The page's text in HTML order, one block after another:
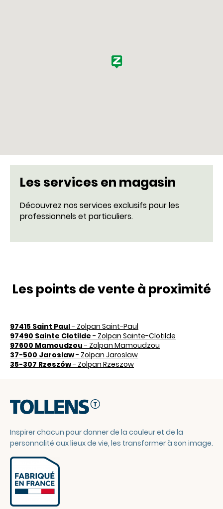
Les services en magasin
Découvrez nos services exclusifs pour les
professionnels et particuliers.
Les points de vente à proximité
97415 Saint Paul- Zolpan Saint-Paul
97490 Sainte Clotilde - Zolpan Sainte-Clotilde
97600 Mamoudzou - Zolpan Mamoudzou
37-500 Jaroslaw- Zolpan Jaroslaw
35-307 Rzeszów- Zolpan Rzeszow
Inspirer chacun pour donner de la couleur et de la
personnalité aux lieux de vie, les transformer à son image.